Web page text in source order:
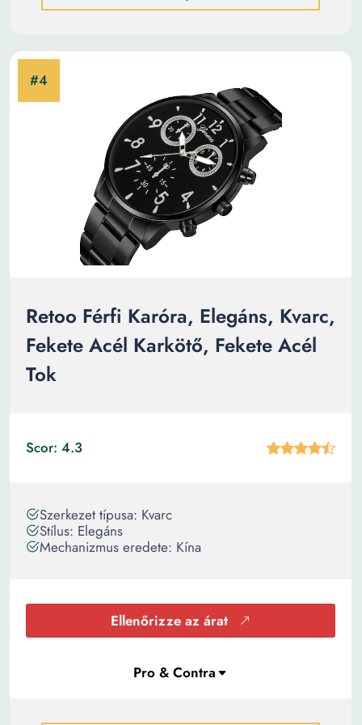
Retoo Férfi Karóra, Elegáns, Kvarc,
Fekete Acél Karkötő, Fekete Acél
Tok
Scor: 4.3
Szerkezet típusa: Kvarc
Stílus: Elegáns
Mechanizmus eredete: Kína
Ellenőrizze az árat